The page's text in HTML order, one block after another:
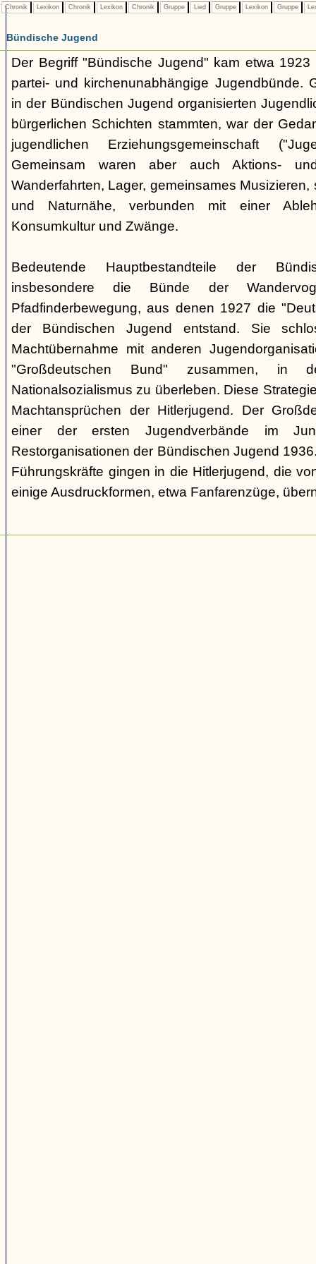
Chronik Lexikon Chronik Lexikon Chronik Gruppe Lied Gruppe Lexikon Gruppe
Bündische Jugend
Der Begriff "Bündische Jugend" kam etwa
partei- und kirchenunabhängige Jugendbünde.
in der Bündischen Jugend organisierten
bürgerlichen Schichten stammten, war der
jugendlichen Erziehungsgemeinschaft
Gemeinsam waren aber auch Aktions-
Wanderfahrten, Lager, gemeinsames
und Naturnähe, verbunden mit einer
Konsumkultur und Zwänge.
Bedeutende Hauptbestandteile der
insbesondere die Bünde der
Pfadfinderbewegung, aus denen 1927 die
der Bündischen Jugend entstand. Sie
Machtübernahme mit anderen
"Großdeutschen Bund" zusammen,
Nationalsozialismus zu überleben. Diese
Machtansprüchen der Hitlerjugend. Der
einer der ersten Jugendverbände im
Restorganisationen der Bündischen Jugend
Führungskräfte gingen in die Hitlerjugend, die
einige Ausdruckformen, etwa Fanfarenzüge,